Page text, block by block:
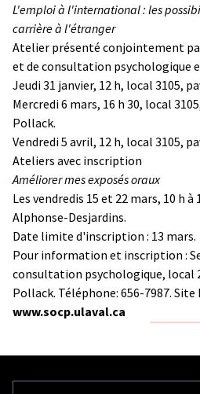
L'emploi à l'international : les
carrière à l'étranger
Atelier présenté conjointement
et de consultation psychologique
Jeudi 31 janvier, 12 h, local 3105,
Mercredi 6 mars, 16 h 30, local
Pollack.
Vendredi 5 avril, 12 h, local 3105,
Ateliers avec inscription
Améliorer mes exposés oraux
Les vendredis 15 et 22 mars, 10 h à
Alphonse-Desjardins.
Date limite d'inscription : 13 mars.
Pour information et inscription :
consultation psychologique, local
Pollack. Téléphone: 656-7987.
www.socp.ulaval.ca